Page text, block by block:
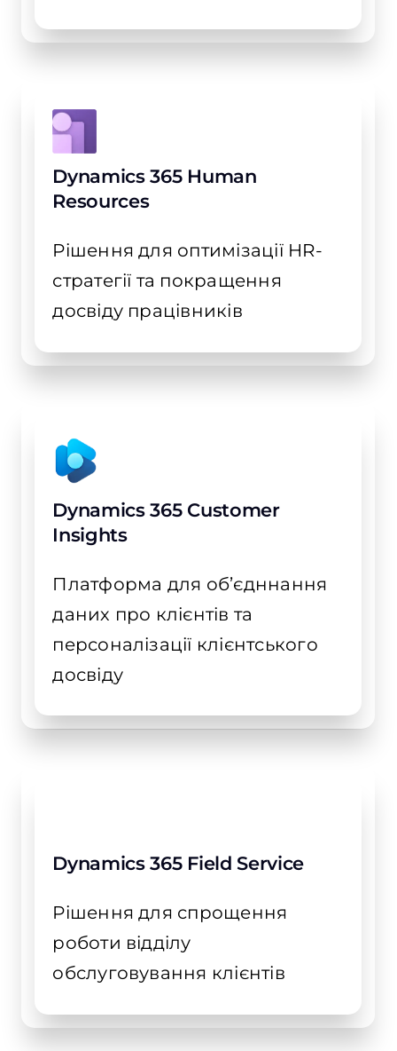
Dynamics 365 Human
Resources
Рішення для оптимізації HR-
стратегії та покращення
досвіду працівників
Dynamics 365 Customer
Insights
Платформа для об’єдннання
даних про клієнтів та
персоналізації клієнтського
досвіду
Dynamics 365 Field Service
Рішення для спрощення
роботи відділу
обслуговування клієнтів